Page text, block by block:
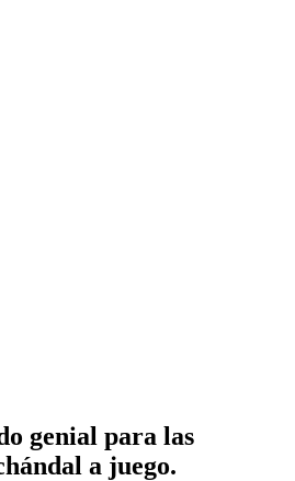
genial para las
a juego.